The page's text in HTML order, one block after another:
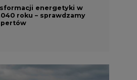
energetyki w
roku – sprawdzamy